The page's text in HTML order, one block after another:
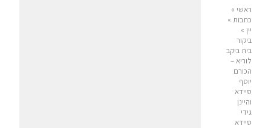
ראשי »
כתבות »
יין »
ביקור
בית ביקב
לוריא –
הכורם
יוסף
סיידא
והיינן
גידי
סיידא